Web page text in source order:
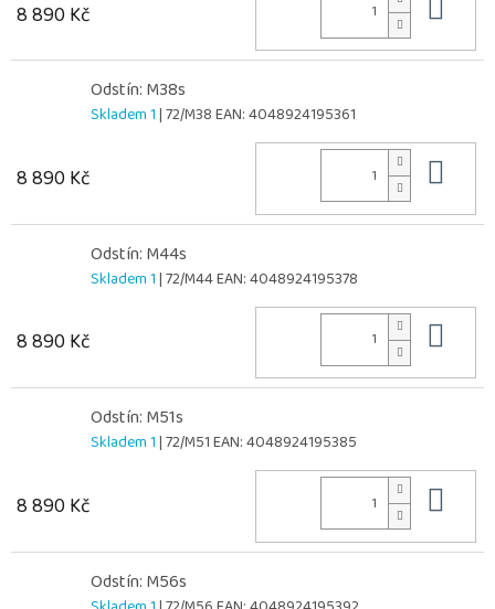
8 890 Kč
Odstín: M38s
Skladem 1| 72/M38EAN:4048924195361
8 890 Kč
Odstín: M44s
Skladem 1| 72/M44EAN:4048924195378
8 890 Kč
Odstín: M51s
Skladem 1| 72/M51EAN:4048924195385
8 890 Kč
Odstín: M56s